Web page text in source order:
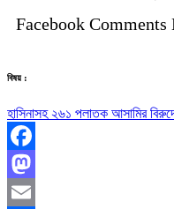
Facebook Comments
বিষয় :
হাসিনাসহ ২৬১ পলাতক আসামির
Facebook
Mastodon